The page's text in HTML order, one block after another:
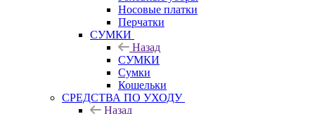
Носовые платки
Перчатки
СУМКИ
Назад
СУМКИ
Сумки
Кошельки
CРЕДСТВА ПО УХОДУ
Назад